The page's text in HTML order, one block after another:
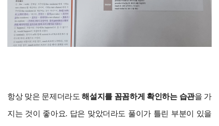
항상 맞은 문제더라도해설지를 꼼꼼하게 확인하는 습관을 가
지는 것이 좋아요. 답은 맞았더라도 풀이가 틀린 부분이 있을